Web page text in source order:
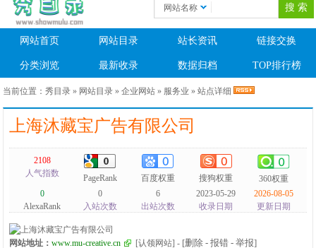
网站名称
网站首页 网站目录 站长资讯 链接交换
分类浏览 最新收录 数据归档 TOP排行榜
当前位置：秀目录 » 网站目录 »企业网站 » 服务业 » 站点详细
上海沐藏宝广告有限公司
2108
人气指数
PageRank 百度权重 搜狗权重
360权重
0
AlexaRank
0
入站次数
6
出站次数
2023-05-29
收录日期
2026-08-05
更新日期
网站地址：www.mu-creative.cn [认领网站] - [删除 - 报错 - 举报]